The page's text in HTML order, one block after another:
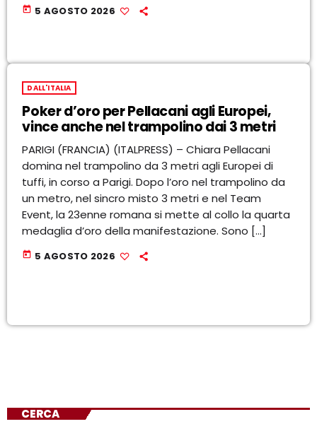
today 5 AGOSTO 2026
DALL'ITALIA
Poker d’oro per Pellacani agli Europei,
vince anche nel trampolino dai 3 metri
PARIGI (FRANCIA) (ITALPRESS) – Chiara Pellacani
domina nel trampolino da 3 metri agli Europei di
tuffi, in corso a Parigi. Dopo l’oro nel trampolino da
un metro, nel sincro misto 3 metri e nel Team
Event, la 23enne romana si mette al collo la quarta
medaglia d’oro della manifestazione. Sono […]
today 5 AGOSTO 2026
CERCA